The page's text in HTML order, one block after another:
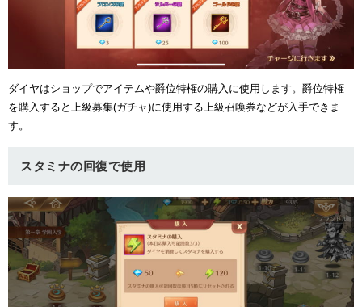
ダイヤはショップでアイテムや爵位特権の購入に使用します。爵位特権
を購入すると上級募集(ガチャ)に使用する上級召喚券などが入手できま
す。
スタミナの回復で使用